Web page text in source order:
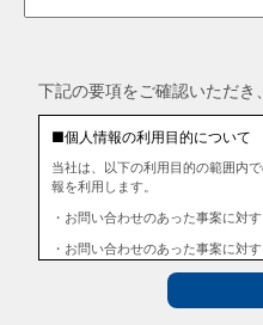
下記の要項をご確認いただき
■個人情報の利用目的について
当社は、以下の利用目的の範囲内
報を利用します。
・お問い合わせのあった事案に対
・お問い合わせのあった事案に対